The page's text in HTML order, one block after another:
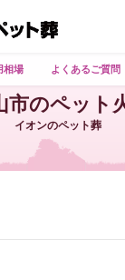
相場 よくあるご質問
市のペット
イオンのペット葬